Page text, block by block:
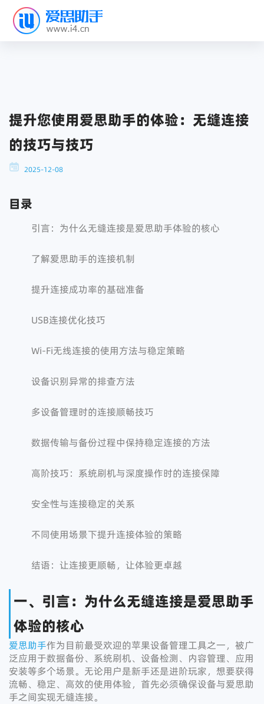
提升您使用爱思助手的体验：无缝连接
的技巧与技巧
2025-12-08
目录
引言：为什么无缝连接是爱思助手体验的核心
了解爱思助手的连接机制
提升连接成功率的基础准备
USB连接优化技巧
Wi-Fi无线连接的使用方法与稳定策略
设备识别异常的排查方法
多设备管理时的连接顺畅技巧
数据传输与备份过程中保持稳定连接的方法
高阶技巧：系统刷机与深度操作时的连接保障
安全性与连接稳定的关系
不同使用场景下提升连接体验的策略
结语：让连接更顺畅，让体验更卓越
一、引言：为什么无缝连接是爱思助手
体验的核心
爱思助手作为目前最受欢迎的苹果设备管理工具之一，被广
泛应用于数据备份、系统刷机、设备检测、内容管理、应用
安装等多个场景。无论用户是新手还是进阶玩家，想要获得
流畅、稳定、高效的使用体验，首先必须确保设备与爱思助
手之间实现无缝连接。